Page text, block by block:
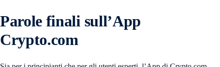
Parole finali sull’App
Crypto.com